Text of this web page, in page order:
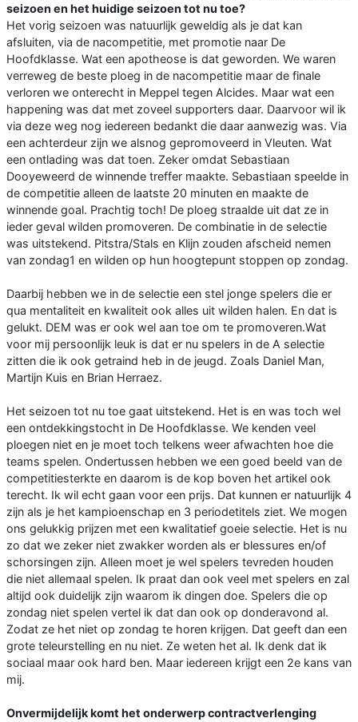
seizoen en het huidige seizoen tot nu toe?
Het vorig seizoen was natuurlijk geweldig als je dat kan
afsluiten, via de nacompetitie, met promotie naar De
Hoofdklasse. Wat een apotheose is dat geworden. We waren
verreweg de beste ploeg in de nacompetitie maar de finale
verloren we onterecht in Meppel tegen Alcides. Maar wat een
happening was dat met zoveel supporters daar. Daarvoor wil ik
via deze weg nog iedereen bedankt die daar aanwezig was. Via
een achterdeur zijn we alsnog gepromoveerd in Vleuten. Wat
een ontlading was dat toen. Zeker omdat Sebastiaan
Dooyeweerd de winnende treffer maakte. Sebastiaan speelde in
de competitie alleen de laatste 20 minuten en maakte de
winnende goal. Prachtig toch! De ploeg straalde uit dat ze in
ieder geval wilden promoveren. De combinatie in de selectie
was uitstekend. Pitstra/Stals en Klijn zouden afscheid nemen
van zondag1 en wilden op hun hoogtepunt stoppen op zondag.
Daarbij hebben we in de selectie een stel jonge spelers die er
qua mentaliteit en kwaliteit ook alles uit wilden halen. En dat is
gelukt. DEM was er ook wel aan toe om te promoveren.Wat
voor mij persoonlijk leuk is dat er nu spelers in de A selectie
zitten die ik ook getraind heb in de jeugd. Zoals Daniel Man,
Martijn Kuis en Brian Herraez.
Het seizoen tot nu toe gaat uitstekend. Het is en was toch wel
een ontdekkingstocht in De Hoofdklasse. We kenden veel
ploegen niet en je moet toch telkens weer afwachten hoe die
teams spelen. Ondertussen hebben we een goed beeld van de
competitiesterkte en daarom is de kop boven het artikel ook
terecht. Ik wil echt gaan voor een prijs. Dat kunnen er natuurlijk 4
zijn als je het kampioenschap en 3 periodetitels ziet. We mogen
ons gelukkig prijzen met een kwalitatief goeie selectie. Het is nu
zo dat we zeker niet zwakker worden als er blessures en/of
schorsingen zijn. Alleen moet je wel spelers tevreden houden
die niet allemaal spelen. Ik praat dan ook veel met spelers en zal
altijd ook duidelijk zijn waarom ik dingen doe. Spelers die op
zondag niet spelen vertel ik dat dan ook op donderavond al.
Zodat ze het niet op zondag te horen krijgen. Dat geeft dan een
grote teleurstelling en nu niet. Ze weten het al. Ik denk dat ik
sociaal maar ook hard ben. Maar iedereen krijgt een 2e kans van
mij.
Onvermijdelijk komt het onderwerp contractverlenging